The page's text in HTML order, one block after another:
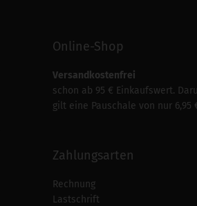
Online-Shop
Versandkostenfrei
schon ab 95 € Einkaufswert.
gilt eine Pauschale von nur 6,95
Zahlungsarten
Rechnung
Lastschrift